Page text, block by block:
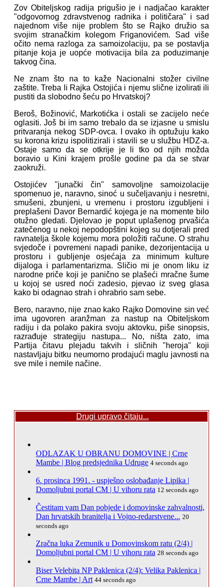
Zov Obiteljskog radija prigušio je i nadjačao karakter
"odgovornog zdravstvenog radnika i političara" i sad
najednom više nije problem što se Rajko družio sa
svojim stranačkim kolegom Friganovićem. Sad više
očito nema razloga za samoizolaciju, pa se postavlja
pitanje koja je uopće motivacija bila za poduzimanje
takvog čina.
Ne znam što na to kaže Nacionalni stožer civilne
zaštite. Treba li Rajka Ostojića i njemu slične izolirati ili
pustiti da slobodno šeću po Hrvatskoj?
Beroš, Božinović, Markotićka i ostali se zacijelo neće
oglasiti. Još bi im samo trebalo da se izjasne u smislu
pritvaranja nekog SDP-ovca. I ovako ih optužuju kako
su korona krizu ispolitizirali i stavili se u službu HDZ-a.
Ostaje samo da se otkrije je li tko od njih možda
boravio u Kini krajem prošle godine pa da se stvar
zaokruži.
Ostojićev "junački čin" samovoljne samoizolacije
spomenuo je, naravno, sinoć u sučeljavanju i nesretni,
smušeni, zbunjeni, u vremenu i prostoru izgubljeni i
preplašeni Davor Bernardić kojega je na momente bilo
otužno gledati. Djelovao je poput uplašenog prvašića
zatečenog u nekoj nepodopštini kojeg su dotjerali pred
ravnatelja škole kojemu mora položiti račune. O strahu
svjedoče i povremeni napadi panike, dezorijentacija u
prostoru i gubljenje osjećaja za minimum kulture
dijaloga i parlamentarizma. Sličio mi je onom liku iz
narodne priče koji je panično se plašeći mračne šume
u kojoj se usred noći zadesio, pjevao iz sveg glasa
kako bi odagnao strah i ohrabrio sam sebe.
Bero, naravno, nije znao kako Rajko Domovine sin već
ima ugovoren aranžman za nastup na Obiteljskom
radiju i da polako pakira svoju aktovku, piše sinopsis,
razrađuje strategiju nastupa... No, ništa zato, ima
Partija čitavu plejadu takvih i sličnih "heroja" koji
nastavljaju bitku neumorno prodajući maglu javnosti na
sve mile i nemile načine.
Drugi upravo čitaju...
ODLAZAK U OBRANU DOMOVINE | Crne
Mambe | Blog predsjednika Udruge 4 seconds ago
6. prosinca 1991. - uspješno oslobađanje Lipika |
Domoljubni portal CM | U vihoru rata 12 seconds ago
Čestitam vam Dan pobjede i domovinske zahvalnosti,
Dan hrvatskih branitelja i Vojno-redarstvene... 20
seconds ago
Zračna luka Zemunik u Domovinskom ratu (2/4) |
Domoljubni portal CM | U vihoru rata 28 seconds ago
Biser Velebita NP Paklenica (2/4): Velika Paklenica |
Crne Mambe | Art 44 seconds ago